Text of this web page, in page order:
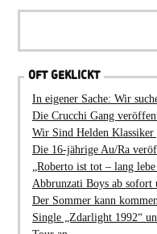
OFT GEKLICKT
In eigener Sache: Wir
Die Crucchi Gang
Wir Sind Helden
Die 16-jährige Au/Ra
„Roberto ist tot – lang
Abbrunzati Boys ab sofort
Der Sommer kann
Single „Zdarlight 1992“